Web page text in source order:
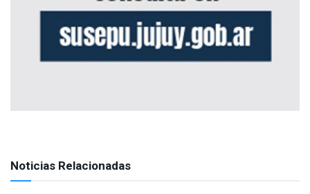
Noticias Relacionadas